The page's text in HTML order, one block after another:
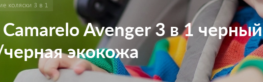
коляски 3 в 1
Avenger 3 в 1 черный
экокожа